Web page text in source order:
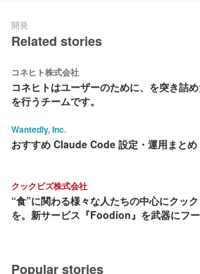
開発
Related stories
コネヒト株式会社
コネヒトはユーザーのために、を突き詰
を行うチームです。
Wantedly, Inc.
おすすめ Claude Code 設定・運用まとめ
クックビズ株式会社
“食”に関わる様々な人たちの中心にクッ
を。新サービス『Foodion』を武器にフ
Popular stories